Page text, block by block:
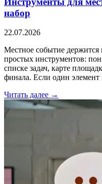
набор
22.07.2026
Местное событие держится
простых инструментов:
списке задач, карте
финала. Если один
Читать далее →